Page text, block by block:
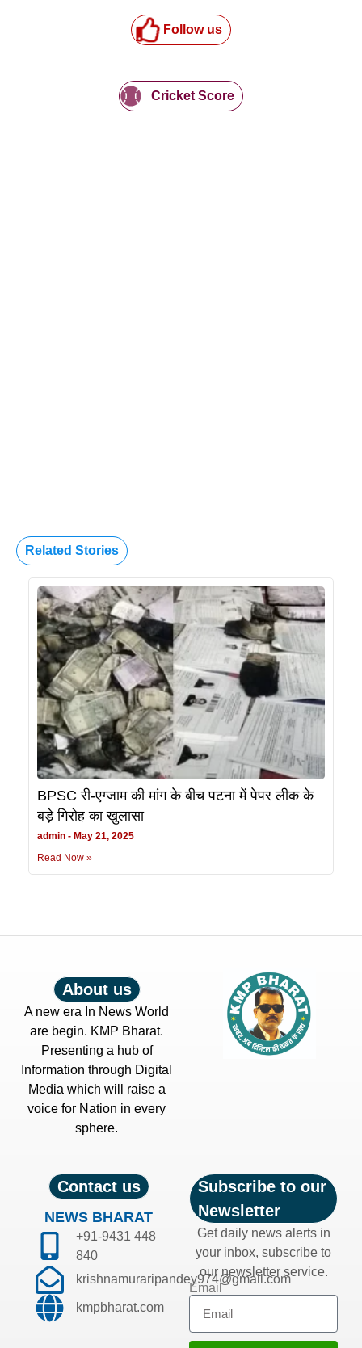
Follow us
Cricket Score
Related Stories
BPSC री-एग्जाम की मांग के बीच पटना में पेपर लीक के
बड़े गिरोह का खुलासा
admin
May 21, 2025
Read Now »
About us
A new era In News World
are begin. KMP Bharat.
Presenting a hub of
Information through Digital
Media which will raise a
voice for Nation in every
sphere.
Contact us
NEWS BHARAT
+91-9431 448
840
krishnamuraripandey974@gmail.com
kmpbharat.com
Subscribe to our
Newsletter
Get daily news alerts in
your inbox, subscribe to
our newsletter service.
Email